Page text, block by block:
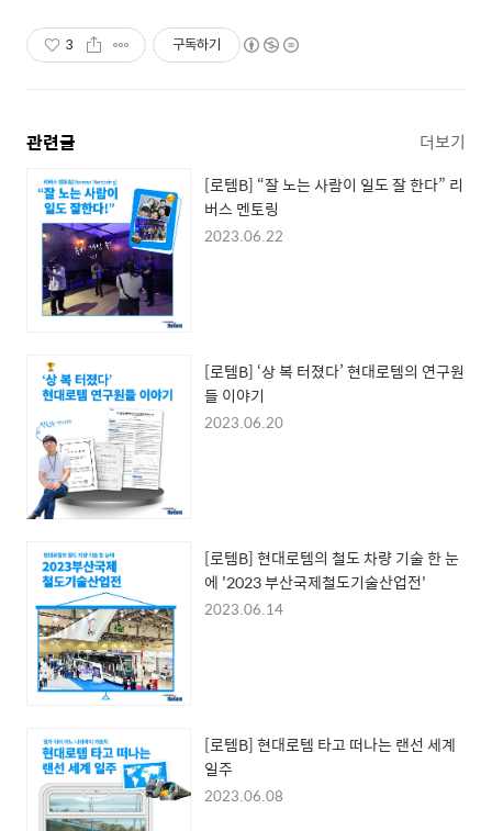
3 구독하기
관련글 더보기
[로템B] “잘 노는 사람이 일도 잘 한다” 리
버스 멘토링
2023.06.22
[로템B] ‘상 복 터졌다’ 현대로템의 연구원
들 이야기
2023.06.20
[로템B] 현대로템의 철도 차량 기술 한 눈
에 '2023 부산국제철도기술산업전'
2023.06.14
[로템B] 현대로템 타고 떠나는 랜선 세계
일주
2023.06.08